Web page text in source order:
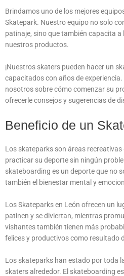
Brindamos uno de los mejores
Skatepark. Nuestro equipo no solo
patinaje, sino que también capacita
nuestros productos.
¡Nuestros skaters pueden hacer un
capacitados con años de
nosotros sobre cómo comenzar su
ofrecerle consejos y sugerencias de
Beneficio de un
Los skateparks son áreas
practicar su deporte sin ningún
skateboarding es un deporte que no
también el bienestar mental y
Los Skateparks en León ofrecen un
patinen y se diviertan, mientras
visitantes también tienen más
felices y productivos como resultado
Los skateparks han estado por toda
skaters alrededor. El skateboarding